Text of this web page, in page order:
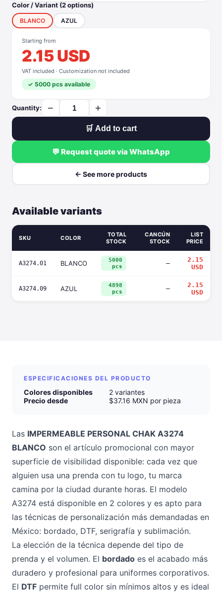
Color / Variant (2 options)
BLANCO AZUL
Starting from
2.15 USD
VAT included · Customization not included
✓ 5000 pcs available
Quantity: − +
🛒 Add to cart
💬 Request quote via WhatsApp
← See more products
Available variants
SKU COLOR
TOTAL
STOCK
CANCÚN
STOCK
LIST
PRICE
A3274.01 BLANCO
5000
pcs
—
2.15
USD
A3274.09 AZUL
4898
pcs
—
2.15
USD
ESPECIFICACIONES DEL PRODUCTO
Colores disponibles
2 variantes
Precio desde
$37.16 MXN por pieza
Las IMPERMEABLE PERSONAL CHAK A3274
BLANCO son el artículo promocional con mayor
superficie de visibilidad disponible: cada vez que
alguien usa una prenda con tu logo, tu marca
camina por la ciudad durante horas. El modelo
A3274 está disponible en 2 colores y es apto para
las técnicas de personalización más demandadas en
México: bordado, DTF, serigrafía y sublimación.
La elección de la técnica depende del tipo de
prenda y el volumen. El bordado es el acabado más
duradero y profesional para uniformes corporativos.
El DTF permite full color sin mínimos altos y es ideal